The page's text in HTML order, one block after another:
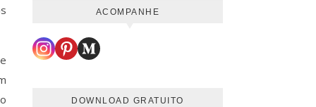
ACOMPANHE
DOWNLOAD GRATUITO